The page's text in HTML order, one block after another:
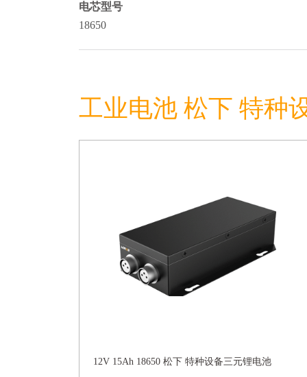
电芯型号
18650
工业电池 松下 特种
12V 15Ah 18650 松下 特种设备三元锂电池